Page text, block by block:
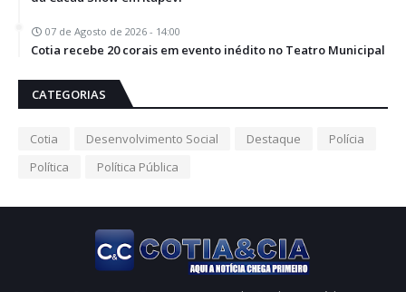
07 de Agosto de 2026 - 14:00
Cotia recebe 20 corais em evento inédito no Teatro Municipal
CATEGORIAS
Cotia Desenvolvimento Social Destaque
Polícia
Política
Política Pública